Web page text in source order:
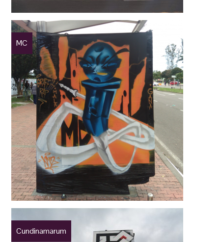
MC
Cundinamarum